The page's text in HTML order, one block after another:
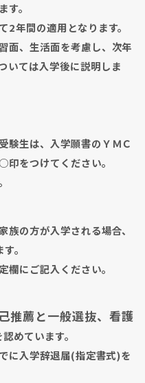
。
2年間の適用となります。
面、生活面を考慮し、次年
いては入学後に説明しま
験生は、入学願書のＹＭＣ
をつけてください。
の方が入学される場合、
。
欄にご記入ください。
推薦と一般選抜、看護
めています。
に入学辞退届(指定書式)を